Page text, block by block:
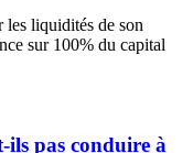
liquidités de son
sur 100% du capital
ils pas conduire à